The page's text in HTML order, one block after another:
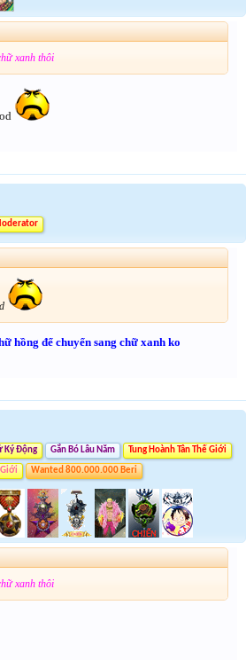
xanh thôi
hồng để chuyển sang chữ xanh ko
Ký Động Gắn Bó Lâu Năm Tung Hoành Tân Thế Giới
Giới Wanted 800.000.000 Beri
xanh thôi